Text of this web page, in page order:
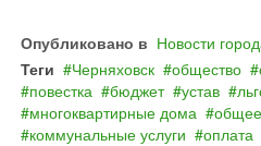
Опубликовано в Новости
Теги
Черняховск общество
повестка
бюджет устав
многоквартирные дома
коммунальные услуги
оплата